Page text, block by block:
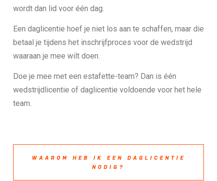
wordt dan lid voor één dag.
Een daglicentie hoef je niet los aan te schaffen, maar die
betaal je tijdens het inschrijfproces voor de wedstrijd
waaraan je mee wilt doen.
Doe je mee met een estafette-team? Dan is één
wedstrijdlicentie of daglicentie voldoende voor het hele
team.
WAAROM HEB IK EEN DAGLICENTIE
NODIG?